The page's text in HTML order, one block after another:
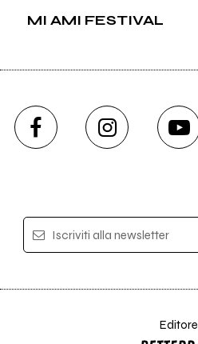
MI AMI FESTIVAL
Iscriviti alla newsletter
Editore